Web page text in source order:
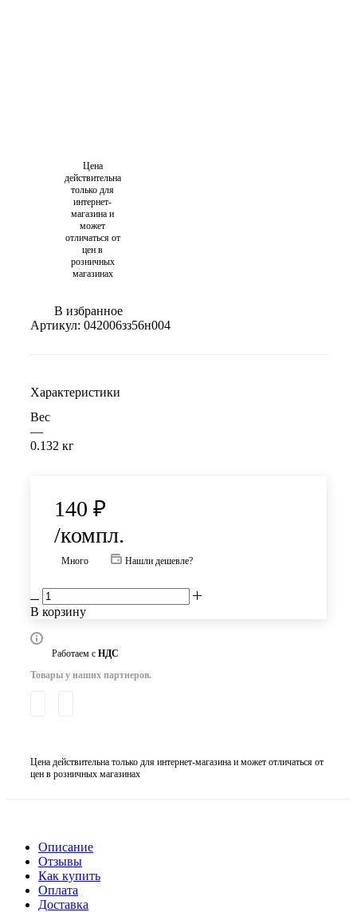
Цена
действительна
только для
интернет-
магазина и
может
отличаться от
цен в
розничных
магазинах
В избранное
Артикул: 042006зз56н004
Характеристики
Вес
—
0.132 кг
140 ₽
/компл.
Много Нашли дешевле?
В корзину
Работаем с НДС
Товары у наших партнеров.
Цена действительна только для интернет-магазина и может отличаться от
цен в розничных магазинах
Описание
Отзывы
Как купить
Оплата
Доставка